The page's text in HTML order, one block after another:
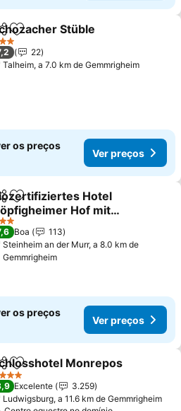
Adicionar aos favoritos
Stüble
22
Talheim, a 7.0 km de Gemmrigheim
os preços
Ver preços
Adicionar aos favoritos
Hotel
Hof mit
Shop
Boa
113
Steinheim an der Murr, a 8.0 km de
Gemmrigheim
os preços
Ver preços
Adicionar aos favoritos
Monrepos
Excelente
3.259
Ludwigsburg, a 11.6 km de Gemmrigheim